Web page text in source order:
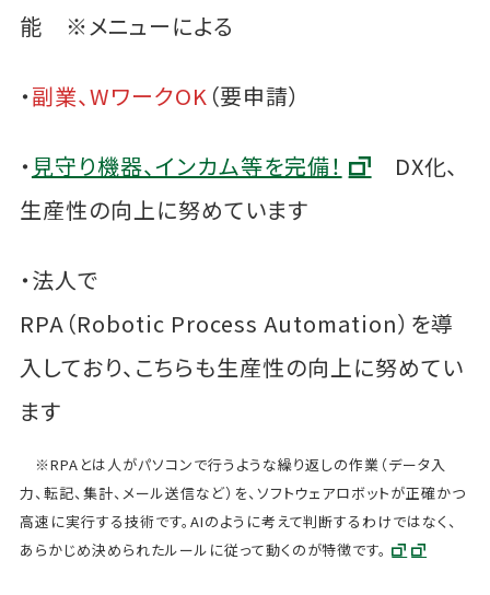
能 ※メニューによる
・副業、WワークOK （要申請）
・ 見守り機器、インカム等を完備！
DX化、
生産性の向上に努めています
・法人で
RPA（Robotic Process Automation）を導
入しており、こちらも生産性の向上に努めてい
ます
※RPAとは人がパソコンで行うような繰り返しの作業（データ入
力、転記、集計、メール送信など）を、ソフトウェアロボットが正確かつ
高速に実行する技術です。AIのように考えて判断するわけではなく、
あらかじめ決められたルールに従って動くのが特徴です。